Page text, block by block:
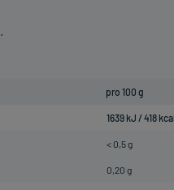
pro 100 g
1639 kJ / 418 kcal
< 0,5 g
0,20 g